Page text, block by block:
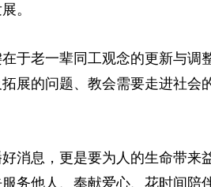
。
于老一辈同工观念的更新与调
展的问题、教会需要走进社会
消息，更是要为人的生命带来
务他人、奉献爱心、花时间陪